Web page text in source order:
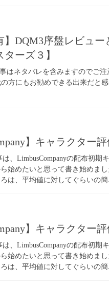
】DQM3序盤レビュ
ーズ３】
はネタバレを含みますのでご
方にもお勧めできる出来だと
】キャラクター
、LimbusCompanyの配布初期
始めたいと思って書き始めま
は、平均値に対してぐらいの
】キャラクター
、LimbusCompanyの配布初期
始めたいと思って書き始めま
は、平均値に対してぐらいの